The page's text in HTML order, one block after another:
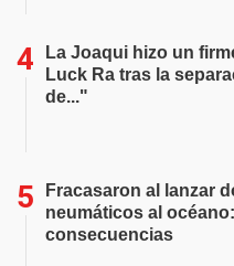
La Joaqui hizo un
Luck Ra tras la
de..."
Fracasaron al lanzar
neumáticos al
consecuencias